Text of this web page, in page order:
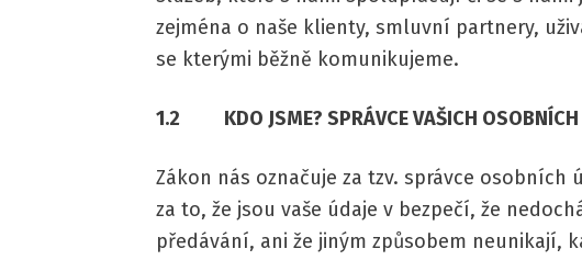
zejména o naše klienty, smluvní partnery,
se kterými běžně komunikujeme.
1.2 KDO JSME? SPRÁVCE VAŠICH OSOBNÍCH
Zákon nás označuje za tzv. správce osobních
za to, že jsou vaše údaje v bezpečí, že
předávání, ani že jiným způsobem neunikají,